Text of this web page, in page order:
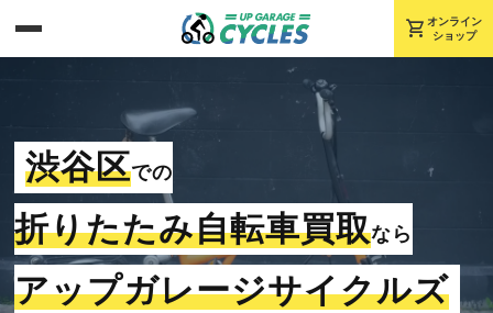
shopping_cart オンライン
ショップ
渋谷区での
折りたたみ自転車買取なら
アップガレージサイクルズ